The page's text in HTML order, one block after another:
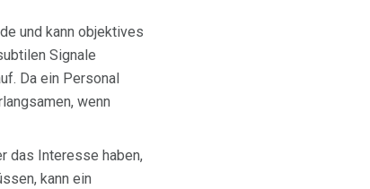
und kann objektives
Signale
Da ein Personal
wenn
das Interesse haben,
kann ein